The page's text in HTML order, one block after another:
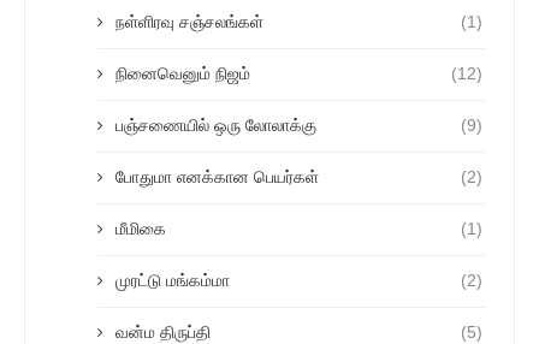
நள்ளிரவு சஞ்சலங்கள் (1)
நினைவெனும் நிஜம் (12)
பஞ்சணையில் ஒரு லோலாக்கு (9)
போதுமா எனக்கான பெயர்கள் (2)
மீமிகை (1)
முரட்டு மங்கம்மா (2)
வன்ம திருப்தி (5)